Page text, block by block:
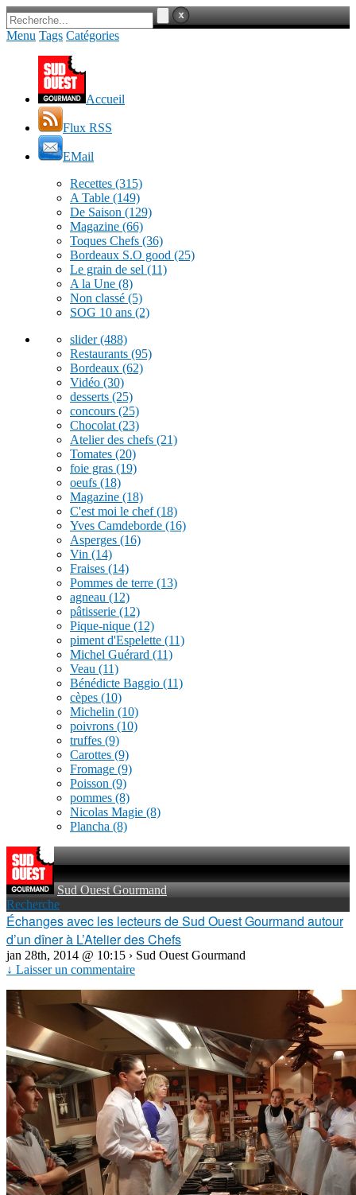
Menu Tags Catégories
Accueil
Flux RSS
EMail
Recettes (315)
A Table (149)
De Saison (129)
Magazine (66)
Toques Chefs (36)
Bordeaux S.O good (25)
Le grain de sel (11)
A la Une (8)
Non classé (5)
SOG 10 ans (2)
slider(488)
Restaurants (95)
Bordeaux (62)
Vidéo (30)
desserts (25)
concours (25)
Chocolat (23)
Atelier des chefs (21)
Tomates (20)
foie gras (19)
oeufs (18)
Magazine (18)
C'est moi le chef(18)
Yves Camdeborde (16)
Asperges (16)
Vin (14)
Fraises (14)
Pommes de terre (13)
agneau (12)
pâtisserie (12)
Pique-nique (12)
piment d'Espelette (11)
Michel Guérard (11)
Veau (11)
Bénédicte Baggio (11)
cèpes (10)
Michelin (10)
poivrons (10)
truffes (9)
Carottes (9)
Fromage (9)
Poisson (9)
pommes (8)
Nicolas Magie (8)
Plancha (8)
Sud Ouest Gourmand
Recherche
Échanges avec les lecteurs de Sud Ouest Gourmand autour
d’un dîner à L’Atelier des Chefs
jan 28th, 2014 @ 10:15 › Sud Ouest Gourmand
↓ Laisser un commentaire